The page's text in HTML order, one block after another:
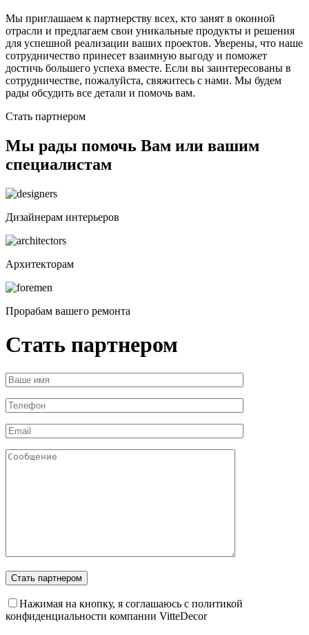
Мы приглашаем к партнерству всех, кто занят в оконной
отрасли и предлагаем свои уникальные продукты и решения
для успешной реализации ваших проектов. Уверены, что наше
сотрудничество принесет взаимную выгоду и поможет
достичь большего успеха вместе. Если вы заинтересованы в
сотрудничестве, пожалуйста, свяжитесь с нами. Мы будем
рады обсудить все детали и помочь вам.
Стать партнером
Мы рады помочь Вам или вашим
специалистам
Дизайнерам интерьеров
Архитекторам
Прорабам вашего ремонта
Стать партнером
Стать партнером
Нажимая на кнопку, я соглашаюсь с политикой
конфиденциальности компании VitteDecor